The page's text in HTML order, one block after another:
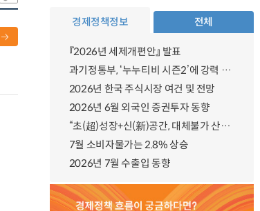
경제정책정보 전체
『2026년 세제개편안』 발표
과기정통부, ‘누누티비 시즌2’에 강력 대응 의지 밝혀
2026년 한국 주식시장 여건 및 전망
2026년 6월 외국인 증권투자 동향
“초(超)성장+신(新)공간, 대체불가 산업강국”
7월 소비자물가는 2.8% 상승
2026년 7월 수출입 동향